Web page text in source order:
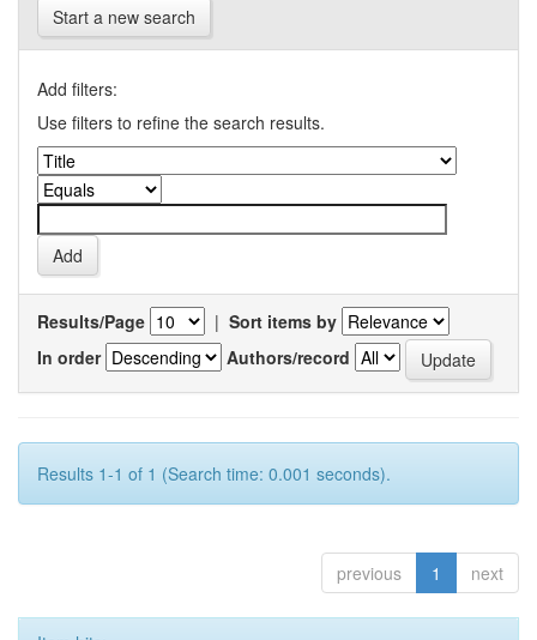
Start a new search
Add filters:
Use filters to refine the search results.
Results/Page | Sort items by
In order
Authors/record
Results 1-1 of 1 (Search time: 0.001 seconds).
previous 1 next